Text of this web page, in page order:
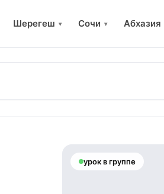
Шерегеш ▾ Сочи ▾ Абхазия
урок в группе